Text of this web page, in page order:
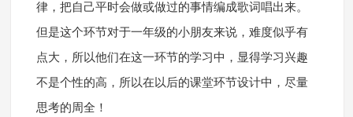
律，把自己平时会做或做过的事情编成歌词唱出来。
但是这个环节对于一年级的小朋友来说，难度似乎有
点大，所以他们在这一环节的学习中，显得学习兴趣
不是个性的高，所以在以后的课堂环节设计中，尽量
思考的周全！